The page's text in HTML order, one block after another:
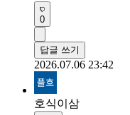
0
답글 쓰기
2026.07.06 23:42
호식이삼